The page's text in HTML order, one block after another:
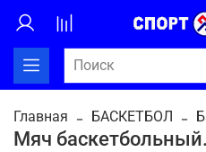
Главная БАСКЕТБОЛ
Мяч